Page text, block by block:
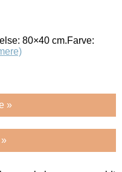
80×40 cm.Farve:
»